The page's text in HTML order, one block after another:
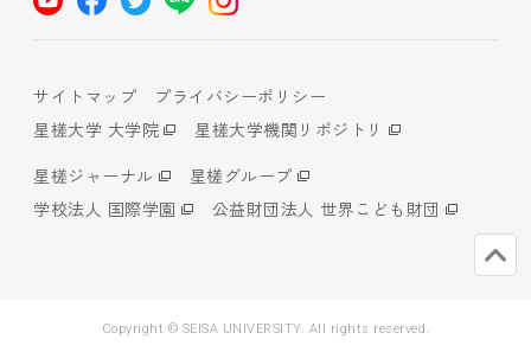
サイトマップ
プライバシーポリシー
星槎大学 大学院
星槎大学機関リポジトリ
星槎ジャーナル
星槎グループ
学校法人 国際学園
公益財団法人 世界こども財団
Copyright © SEISA UNIVERSITY. All rights reserved.